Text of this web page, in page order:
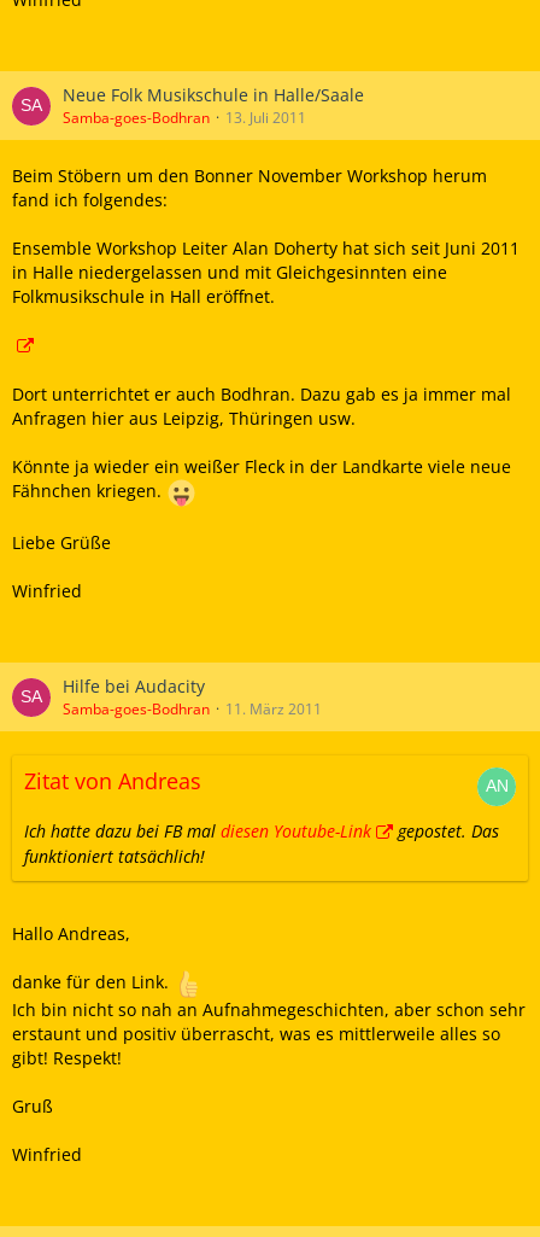
Neue Folk Musikschule in Halle/Saale
Samba-goes-Bodhran 13. Juli 2011
Beim Stöbern um den Bonner November Workshop herum
fand ich folgendes:
Ensemble Workshop Leiter Alan Doherty hat sich seit Juni 2011
in Halle niedergelassen und mit Gleichgesinnten eine
Folkmusikschule in Hall eröffnet.
Dort unterrichtet er auch Bodhran. Dazu gab es ja immer mal
Anfragen hier aus Leipzig, Thüringen usw.
Könnte ja wieder ein weißer Fleck in der Landkarte viele neue
Fähnchen kriegen.
Liebe Grüße
Winfried
Hilfe bei Audacity
Samba-goes-Bodhran 11. März 2011
Zitat von Andreas
Ich hatte dazu bei FB mal diesen Youtube-Link
gepostet. Das
funktioniert tatsächlich!
Hallo Andreas,
danke für den Link.
Ich bin nicht so nah an Aufnahmegeschichten, aber schon sehr
erstaunt und positiv überrascht, was es mittlerweile alles so
gibt! Respekt!
Gruß
Winfried